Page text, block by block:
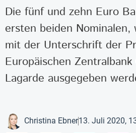
Die fünf und zehn Euro
ersten beiden
mit der Unterschrift der
Europäischen
Lagarde ausgegeben
Christina Ebner13. Juli 2020,